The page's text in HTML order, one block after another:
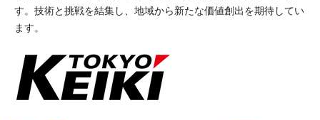
す。技術と挑戦を結集し、地域から新たな価値創出を期待してい
ます。